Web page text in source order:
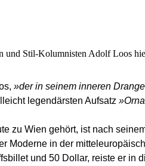
und Stil-Kolumnisten Adolf Loos
»der in seinem inneren
legendärsten Aufsatz
zu Wien gehört, ist nach
Moderne in der
und 50 Dollar, reiste er in